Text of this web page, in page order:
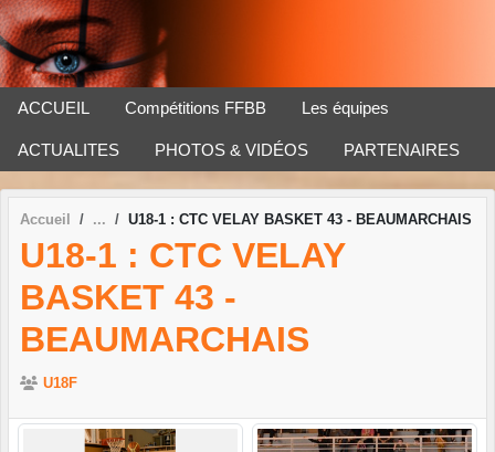
ACCUEIL Compétitions FFBB Les équipes
ACTUALITES PHOTOS & VIDÉOS PARTENAIRES
Accueil U18-1 : CTC VELAY BASKET 43 - BEAUMARCHAIS
U18-1 : CTC VELAY
BASKET 43 -
BEAUMARCHAIS
U18F
Panneau de gestion des cookies